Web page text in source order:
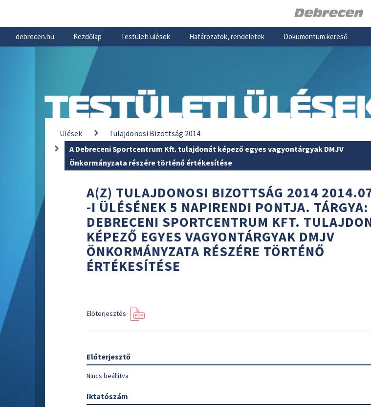
debrecen.hu Kezdőlap Testületi ülések Határozatok, rendeletek Dokumentum kereső
TESTÜLETI
Ülések
Tulajdonosi Bizottság 2014
A Debreceni Sportcentrum Kft. tulajdonát képező egyes vagyontárgyak DMJV
Önkormányzata részére történő értékesítése
A(Z) TULAJDONOSI BIZOTTSÁG 2014
-I ÜLÉSÉNEK 5 NAPIRENDI PONTJA.
DEBRECENI SPORTCENTRUM KFT.
KÉPEZŐ EGYES VAGYONTÁRGYAK DMJV
ÖNKORMÁNYZATA RÉSZÉRE TÖRTÉNŐ
ÉRTÉKESÍTÉSE
Előterjesztés
Előterjesztő
Nincs beállítva
Iktatószám